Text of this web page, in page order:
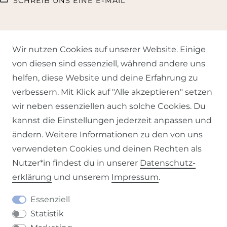
UNSER BLOG
RATGEBER STOFFE
Wir nutzen Cookies auf unserer Website. Einige
von diesen sind essenziell, während andere uns
helfen, diese Website und deine Erfahrung zu
verbessern. Mit Klick auf "Alle akzeptieren" setzen
wir neben essenziellen auch solche Cookies. Du
kannst die Einstellungen jederzeit anpassen und
ändern. Weitere Informationen zu den von uns
verwendeten Cookies und deinen Rechten als
Nutzer*in findest du in unserer Daten­schutz­
erklärung und unserem Impressum.
Essenziell
Statistik